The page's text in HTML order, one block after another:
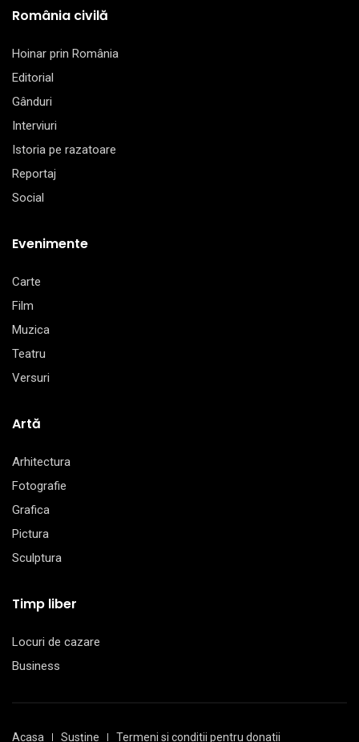
România civilă
Hoinar prin România
Editorial
Gânduri
Interviuri
Istoria pe razatoare
Reportaj
Social
Evenimente
Carte
Film
Muzica
Teatru
Versuri
Artă
Arhitectura
Fotografie
Grafica
Pictura
Sculptura
Timp liber
Locuri de cazare
Business
Acasa Susține Termeni si conditii pentru donatii